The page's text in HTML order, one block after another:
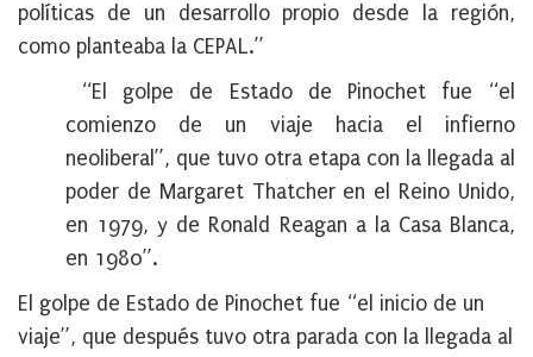
políticas de un desarrollo propio desde la región,
como planteaba la CEPAL.”
“El golpe de Estado de Pinochet fue “el
comienzo de un viaje hacia el infierno
neoliberal”, que tuvo otra etapa con la llegada al
poder de Margaret Thatcher en el Reino Unido,
en 1979, y de Ronald Reagan a la Casa Blanca,
en 1980”.
El golpe de Estado de Pinochet fue “el inicio de un
viaje”, que después tuvo otra parada con la llegada al